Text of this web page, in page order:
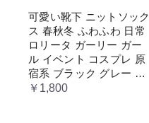
プレ 原宿系 ブラック グレー
ベージュ cm067t2t2x1 ホワ
イト
可愛い靴下 ニットソック
ス 春秋冬 ふわふわ 日常
ロリータ ガーリー ガー
ル イベント コスプレ 原
宿系 ブラック グレー ベ
ージュ cm067t2t2x1 ホワ
￥1,800